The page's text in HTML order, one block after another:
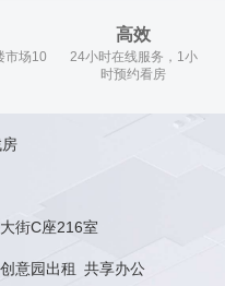
市场10
高效
24小时在线服务，1小
时预约看房
街C座216室
创意园出租 共享办公